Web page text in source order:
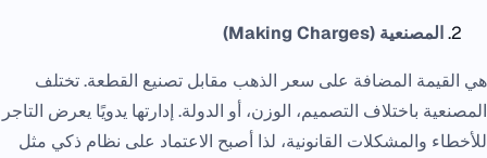
المصنعية (Making Charges)
هي القيمة المضافة على سعر الذهب مقابل تصنيع القطعة. تختلف
المصنعية باختلاف التصميم، الوزن، أو الدولة. إدارتها يدويًا يعرض التاجر
للأخطاء والمشكلات القانونية، لذا أصبح الاعتماد على نظام ذكي مثل